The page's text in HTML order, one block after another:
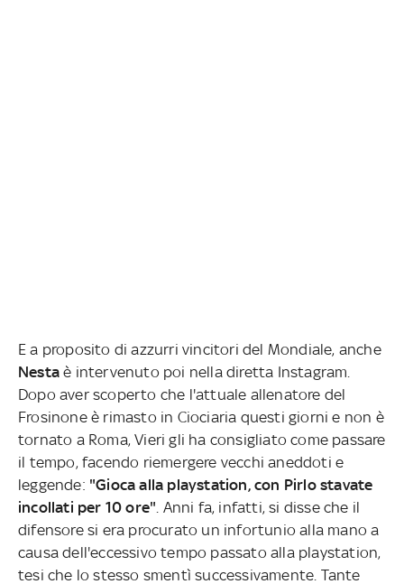
E a proposito di azzurri vincitori del Mondiale, anche
Nestaè intervenuto poi nella diretta Instagram.
Dopo aver scoperto che l'attuale allenatore del
Frosinone è rimasto in Ciociaria questi giorni e non è
tornato a Roma, Vieri gli ha consigliato come passare
il tempo, facendo riemergere vecchi aneddoti e
leggende: "Gioca alla playstation, con Pirlo stavate
incollati per 10 ore" . Anni fa, infatti, si disse che il
difensore si era procurato un infortunio alla mano a
causa dell'eccessivo tempo passato alla playstation,
tesi che lo stesso smentì successivamente. Tante